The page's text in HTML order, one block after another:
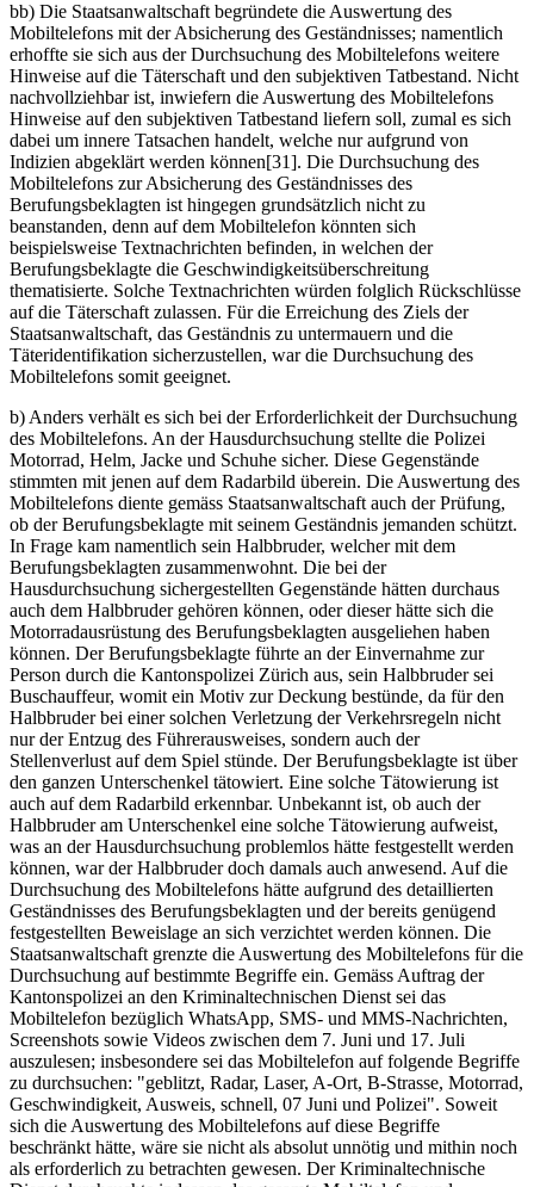
bb) Die Staatsanwaltschaft begründete die Auswertung des
Mobiltelefons mit der Absicherung des Geständnisses; namentlich
erhoffte sie sich aus der Durchsuchung des Mobiltelefons weitere
Hinweise auf die Täterschaft und den subjektiven Tatbestand. Nicht
nachvollziehbar ist, inwiefern die Auswertung des Mobiltelefons
Hinweise auf den subjektiven Tatbestand liefern soll, zumal es sich
dabei um innere Tatsachen handelt, welche nur aufgrund von
Indizien abgeklärt werden können[31]. Die Durchsuchung des
Mobiltelefons zur Absicherung des Geständnisses des
Berufungsbeklagten ist hingegen grundsätzlich nicht zu
beanstanden, denn auf dem Mobiltelefon könnten sich
beispielsweise Textnachrichten befinden, in welchen der
Berufungsbeklagte die Geschwindigkeitsüberschreitung
thematisierte. Solche Textnachrichten würden folglich Rückschlüsse
auf die Täterschaft zulassen. Für die Erreichung des Ziels der
Staatsanwaltschaft, das Geständnis zu untermauern und die
Täteridentifikation sicherzustellen, war die Durchsuchung des
Mobiltelefons somit geeignet.
b) Anders verhält es sich bei der Erforderlichkeit der Durchsuchung
des Mobiltelefons. An der Hausdurchsuchung stellte die Polizei
Motorrad, Helm, Jacke und Schuhe sicher. Diese Gegenstände
stimmten mit jenen auf dem Radarbild überein. Die Auswertung des
Mobiltelefons diente gemäss Staatsanwaltschaft auch der Prüfung,
ob der Berufungsbeklagte mit seinem Geständnis jemanden schützt.
In Frage kam namentlich sein Halbbruder, welcher mit dem
Berufungsbeklagten zusammenwohnt. Die bei der
Hausdurchsuchung sichergestellten Gegenstände hätten durchaus
auch dem Halbbruder gehören können, oder dieser hätte sich die
Motorradausrüstung des Berufungsbeklagten ausgeliehen haben
können. Der Berufungsbeklagte führte an der Einvernahme zur
Person durch die Kantonspolizei Zürich aus, sein Halbbruder sei
Buschauffeur, womit ein Motiv zur Deckung bestünde, da für den
Halbbruder bei einer solchen Verletzung der Verkehrsregeln nicht
nur der Entzug des Führerausweises, sondern auch der
Stellenverlust auf dem Spiel stünde. Der Berufungsbeklagte ist über
den ganzen Unterschenkel tätowiert. Eine solche Tätowierung ist
auch auf dem Radarbild erkennbar. Unbekannt ist, ob auch der
Halbbruder am Unterschenkel eine solche Tätowierung aufweist,
was an der Hausdurchsuchung problemlos hätte festgestellt werden
können, war der Halbbruder doch damals auch anwesend. Auf die
Durchsuchung des Mobiltelefons hätte aufgrund des detaillierten
Geständnisses des Berufungsbeklagten und der bereits genügend
festgestellten Beweislage an sich verzichtet werden können. Die
Staatsanwaltschaft grenzte die Auswertung des Mobiltelefons für die
Durchsuchung auf bestimmte Begriffe ein. Gemäss Auftrag der
Kantonspolizei an den Kriminaltechnischen Dienst sei das
Mobiltelefon bezüglich WhatsApp, SMS- und MMS-Nachrichten,
Screenshots sowie Videos zwischen dem 7. Juni und 17. Juli
auszulesen; insbesondere sei das Mobiltelefon auf folgende Begriffe
zu durchsuchen: "geblitzt, Radar, Laser, A-Ort, B-Strasse, Motorrad,
Geschwindigkeit, Ausweis, schnell, 07 Juni und Polizei". Soweit
sich die Auswertung des Mobiltelefons auf diese Begriffe
beschränkt hätte, wäre sie nicht als absolut unnötig und mithin noch
als erforderlich zu betrachten gewesen. Der Kriminaltechnische